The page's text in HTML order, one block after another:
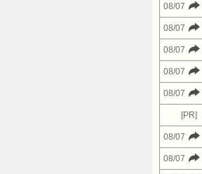
08/07
08/07
08/07
08/07
08/07
[PR]
08/07
08/07